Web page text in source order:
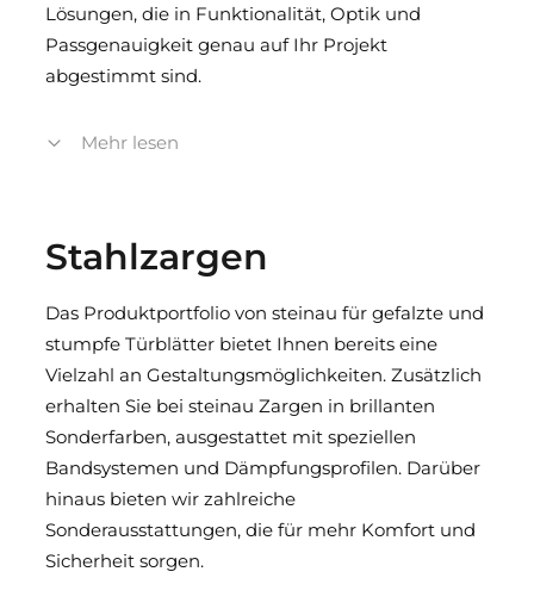
Lösungen, die in Funktionalität, Optik und
Passgenauigkeit genau auf Ihr Projekt
abgestimmt sind.
Unsere Stahlzargen zeichnen sich durch hohe
Standards, wenn es um Sicherheit, Transparenz
Erfahrung und modernen
Fertigungstechnologien können wir flexibel auf
Ihre Wünsche eingehen und Ihnen
maßgeschneiderte Produkte liefern – zuverlässig,
termingerecht und in bewährter steinau-Qualität.
Vertrauen Sie auf individuelle Lösungen, die
passen: steinau steht für Kompetenz rund um
Stahlzargen und Durchblickfenster – immer
Mehr lesen
Stahlzargen
Das Produktportfolio von steinau für gefalzte und
stumpfe Türblätter bietet Ihnen bereits eine
Vielzahl an Gestaltungsmöglichkeiten. Zusätzlich
erhalten Sie bei steinau Zargen in brillanten
Sonderfarben, ausgestattet mit speziellen
Bandsystemen und Dämpfungsprofilen. Darüber
hinaus bieten wir zahlreiche
Sonderausstattungen, die für mehr Komfort und
Sicherheit sorgen.